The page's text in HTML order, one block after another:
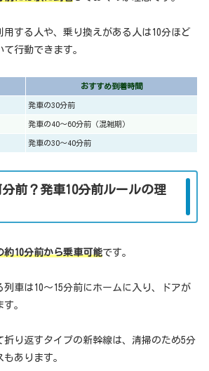
する人や、乗り換えがある人は10分ほど
行動できます。
おすすめ到着時間
発車の30分前
発車の40〜60分前（混雑期）
発車の30〜40分前
前？発車10分前ルールの理
約10分前から乗車可能です。
列車は10〜15分前にホームに入り、ドアが
。
折り返すタイプの新幹線は、清掃のため5分
あります。